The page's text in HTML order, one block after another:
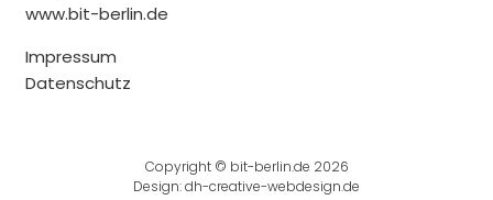
www.bit-berlin.de
Impressum
Datenschutz
Copyright © bit-berlin.de 2026
Design:dh-creative-webdesign.de